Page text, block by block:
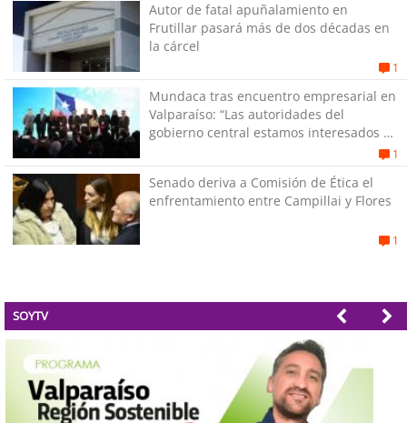
Autor de fatal apuñalamiento en
Frutillar pasará más de dos décadas en
la cárcel
1
Mundaca tras encuentro empresarial en
Valparaíso: “Las autoridades del
gobierno central estamos interesados en
1
Senado deriva a Comisión de Ética el
enfrentamiento entre Campillai y Flores
1
SOYTV